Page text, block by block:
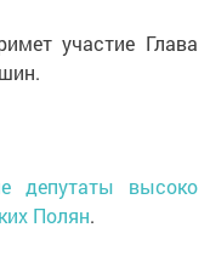
участие Глава
депутаты высоко
Полян.